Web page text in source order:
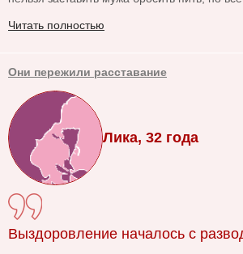
Читать полностью
Они пережили расставание
Лика, 32 года
Выздоровление началось с